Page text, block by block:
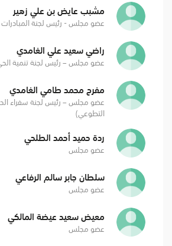
مشبب عايض بن علي زهير
عضو مجلس - رئيس لجنة المبادرات
راضي سعيد علي الغامدي
عضو مجلس – رئيس لجنة تنمية
مفرح محمد طامي الغامدي
عضو مجلس – رئيس لجنة سفراء
التطوعي)
ردة حميد أحمد الطلحي
عضو مجلس
سلطان جابر سالم الرفاعي
عضو مجلس
معيض سعيد عيضة المالكي
عضو مجلس